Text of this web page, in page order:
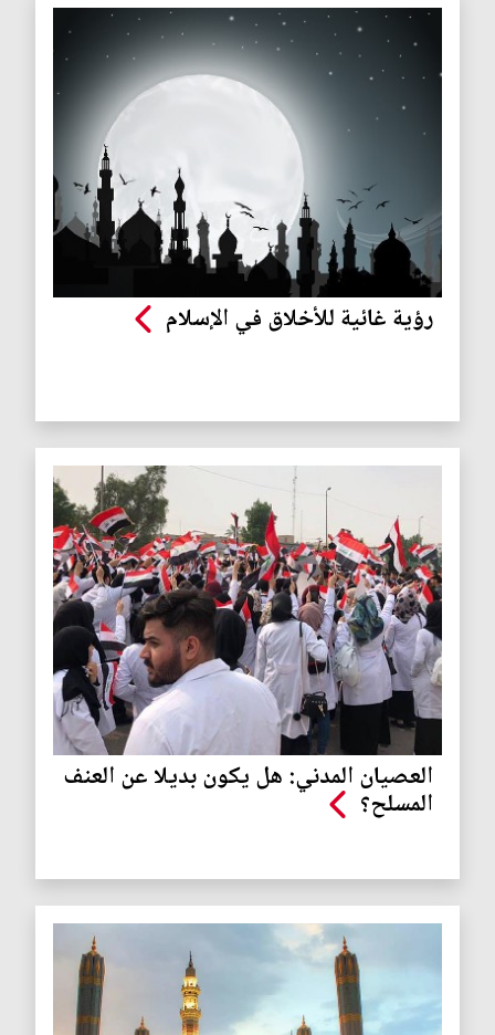
رؤية غائية للأخلاق في الإسلام
العصيان المدني: هل يكون بديلا عن العنف
المسلح؟